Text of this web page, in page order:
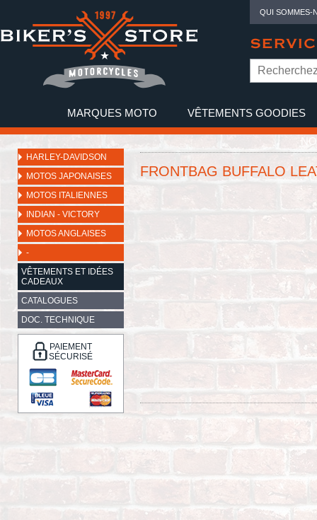
QUI SOMMES-
MARQUES MOTO VÊTEMENTS GOODIES
HARLEY-DAVIDSON
MOTOS JAPONAISES
MOTOS ITALIENNES
INDIAN - VICTORY
MOTOS ANGLAISES
-
VÊTEMENTS ET IDÉES
CADEAUX
CATALOGUES
DOC. TECHNIQUE
PAIEMENT
SÉCURISÉ
FRONTBAG BUFFALO